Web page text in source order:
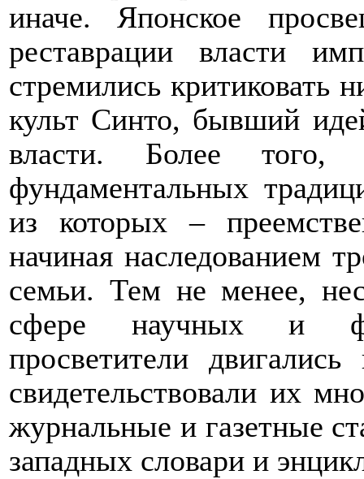
иначе. Японское
реставрации власти
стремились критиковать
культ Синто, бывший
власти. Более того,
фундаментальных
из которых –
начиная наследованием
семьи. Тем не менее,
сфере научных и
просветители
свидетельствовали их
журнальные и газетные
западных словари и